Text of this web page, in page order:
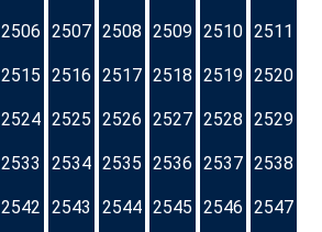
2506 2507 2508 2509 2510 2511
2515 2516 2517 2518 2519 2520
2524 2525 2526 2527 2528 2529
2533 2534 2535 2536 2537 2538
2542 2543 2544 2545 2546 2547